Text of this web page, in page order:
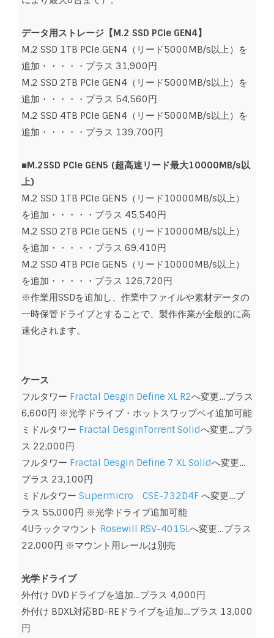
データ用ストレージ【M.2 SSD PCIe GEN4】
M.2 SSD 1TB PCIe GEN4（リード5000MB/s以上）を
追加・・・・・プラス 31,900円
M.2 SSD 2TB PCIe GEN4（リード5000MB/s以上）を
追加・・・・・プラス 54,560円
M.2 SSD 4TB PCIe GEN4（リード5000MB/s以上）を
追加・・・・・プラス 139,700円
■M.2SSD PCIe GEN5 (超高速リード最大10000MB/s以
上)
M.2 SSD 1TB PCIe GEN5（リード10000MB/s以上）
を追加・・・・・プラス 45,540円
M.2 SSD 2TB PCIe GEN5（リード10000MB/s以上）
を追加・・・・・プラス 69,410円
M.2 SSD 4TB PCIe GEN5（リード10000MB/s以上）
を追加・・・・・プラス 126,720円
※作業用SSDを追加し、作業中ファイルや素材データの
一時保管ドライブとすることで、製作作業が全般的に高
速化されます。
ケース
フルタワー Fractal Desgin Define XL R2へ変更…プラス
6,600円 ※光学ドライブ・ホットスワップベイ追加可能
ミドルタワー Fractal DesginTorrent Solidへ変更…プラ
ス 22,000円
フルタワー Fractal Desgin Define 7 XL Solidへ変更…
プラス 23,100円
ミドルタワー Supermicro CSE-732D4Fへ変更…プ
ラス 55,000円 ※光学ドライブ追加可能
4Uラックマウント Rosewill RSV-4015Lへ変更…プラス
22,000円 ※マウント用レールは別売
光学ドライブ
外付け DVDドライブを追加…プラス 4,000円
外付け BDXL対応BD-REドライブを追加…プラス 13,000
円